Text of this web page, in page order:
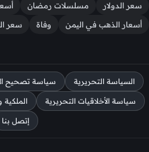
سعر الدولار
مسلسلات رمضان
أسعار الذهب في اليمن
وفاة سعر
السياسة التحريرية سياسة تصحيح
سياسة الأخلاقيات التحريرية الملكية
إتصل بنا